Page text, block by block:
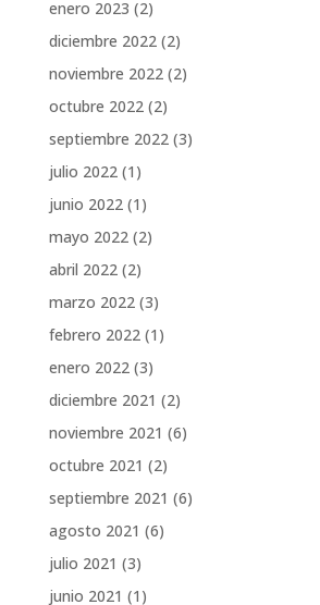
enero 2023 (2)
diciembre 2022(2)
noviembre 2022(2)
octubre 2022(2)
septiembre 2022(3)
julio 2022(1)
junio 2022(1)
mayo 2022(2)
abril 2022(2)
marzo 2022(3)
febrero 2022(1)
enero 2022(3)
diciembre 2021 (2)
noviembre 2021 (6)
octubre 2021 (2)
septiembre 2021 (6)
agosto 2021 (6)
julio 2021 (3)
junio 2021 (1)